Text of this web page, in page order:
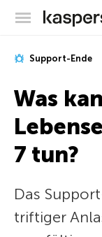
Support-Ende
Was
7 tun?
Das
triftiger